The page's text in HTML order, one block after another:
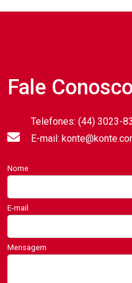
Fale
Telefones: (44) 3023-
E-mail:
Nome
E-mail
Mensagem